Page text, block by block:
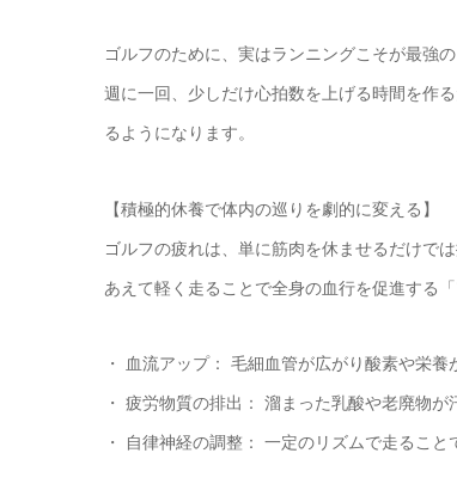
ゴルフのために、実はランニングこそが最強
週に一回、少しだけ心拍数を上げる時間を作
るようになります。
【積極的休養で体内の巡りを劇的に変える】
ゴルフの疲れは、単に筋肉を休ませるだけでは
あえて軽く走ることで全身の血行を促進する
・ 血流アップ： 毛細血管が広がり酸素や栄
・ 疲労物質の排出： 溜まった乳酸や老廃物
・ 自律神経の調整： 一定のリズムで走るこ